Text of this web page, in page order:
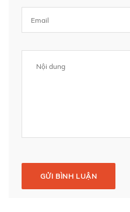
GỬI BÌNH LUẬN